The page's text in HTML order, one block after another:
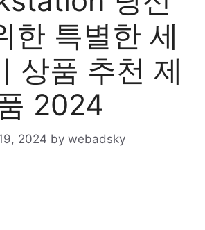
한 특별한 세
상품 추천 제
2024
2024 by webadsky